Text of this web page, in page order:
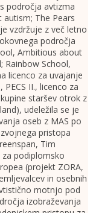
področja avtizma
The Pears
vzdržuje z več letno
področja
Ambitious about
Rainbow School,
licenco za uvajanje
II., licenco za
staršev otrok z
udeležila se je
oseb z MAS po
pristopa
Tim
podiplomsko
(projekt ZORA,
in osebnih
motnjo pod
izobraževanja